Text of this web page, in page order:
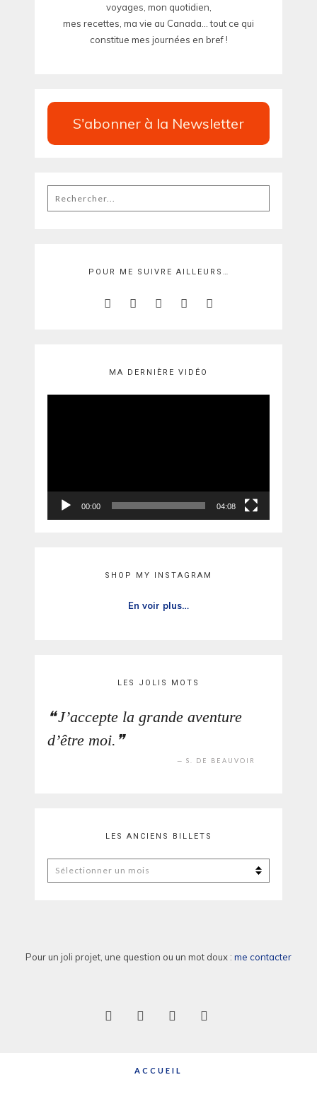
voyages, mon quotidien,
mes recettes, ma vie au Canada... tout ce qui
constitue mes journées en bref !
S'abonner à la Newsletter
Rechercher
:
POUR ME SUIVRE AILLEURS…
MA DERNIÈRE VIDÉO
00:00 04:08
SHOP MY INSTAGRAM
En voir plus…
LES JOLIS MOTS
J’accepte la grande aventure
d’être moi.
S. DE BEAUVOIR
LES ANCIENS BILLETS
Les
anciens
Pour un joli projet, une question ou un mot doux : me contacter
ACCUEIL